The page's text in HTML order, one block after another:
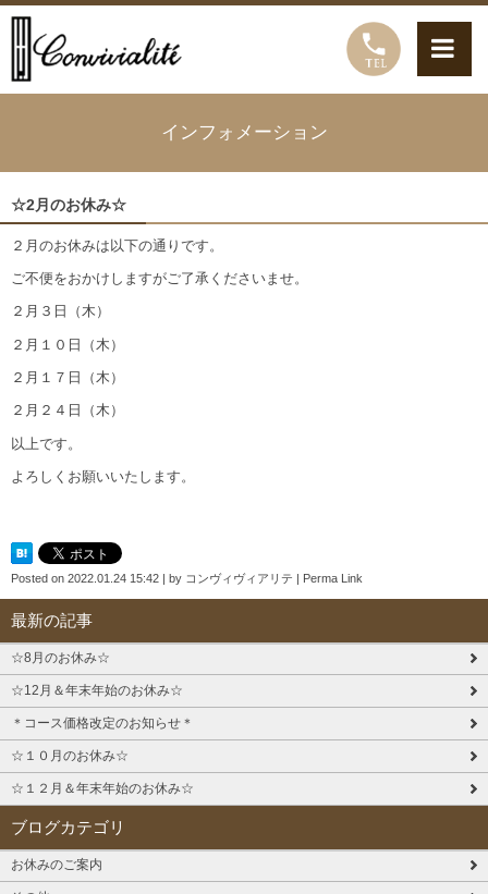
インフォメーション
☆2月のお休み☆
２月のお休みは以下の通りです。
ご不便をおかけしますがご了承くださいませ。
２月３日（木）
２月１０日（木）
２月１７日（木）
２月２４日（木）
以上です。
よろしくお願いいたします。
Posted on 2022.01.24 15:42 by コンヴィヴィアリテ Perma Link
最新の記事
☆8月のお休み☆
☆12月＆年末年始のお休み☆
＊コース価格改定のお知らせ＊
☆１０月のお休み☆
☆１２月＆年末年始のお休み☆
ブログカテゴリ
お休みのご案内